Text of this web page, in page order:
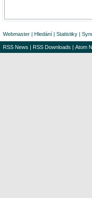
Webmaster | Hledání | Statistiky |
RSS News | RSS Downloads | Atom